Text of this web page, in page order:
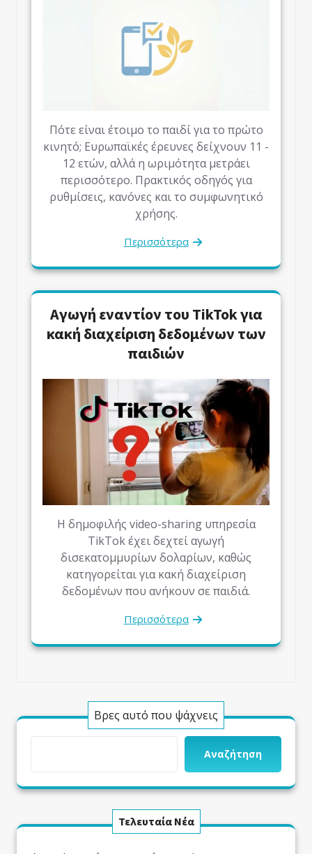
Πότε είναι έτοιμο το παιδί για το πρώτο
κινητό; Ευρωπαϊκές έρευνες δείχνουν 11 -
12 ετών, αλλά η ωριμότητα μετράει
περισσότερο. Πρακτικός οδηγός για
ρυθμίσεις, κανόνες και το συμφωνητικό
χρήσης.
Περισσότερα
Αγωγή εναντίον του TikTok για
κακή διαχείριση δεδομένων των
παιδιών
Η δημοφιλής video-sharing υπηρεσία
TikTok έχει δεχτεί αγωγή
δισεκατομμυρίων δολαρίων, καθώς
κατηγορείται για κακή διαχείριση
δεδομένων που ανήκουν σε παιδιά.
Περισσότερα
Βρες αυτό που ψάχνεις
Αναζήτηση
Τελευταία Νέα